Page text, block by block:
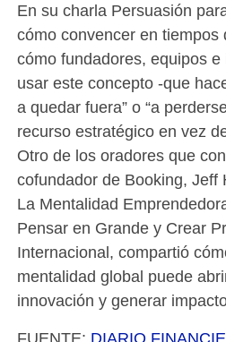
En su charla Persuasión
cómo convencer en tiempos
cómo fundadores, equipos
usar este concepto -que
a quedar fuera” o “a
recurso estratégico en vez
Otro de los oradores que
cofundador de Booking, Jeff
La Mentalidad
Pensar en Grande y Crear
Internacional, compartió
mentalidad global puede
innovación y generar
FUENTE: DIARIO